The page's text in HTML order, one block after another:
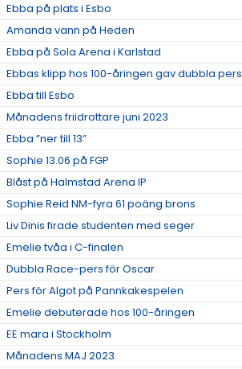
Ebba på plats i Esbo
Amanda vann på Heden
Ebba på Sola Arena i Karlstad
Ebbas klipp hos 100-åringen gav dubbla pers
Ebba till Esbo
Månadens friidrottare juni 2023
Ebba ”ner till 13”
Sophie 13.06 på FGP
Blåst på Halmstad Arena IP
Sophie Reid NM-fyra 61 poäng brons
Liv Dinis firade studenten med seger
Emelie tvåa i C-finalen
Dubbla Race-pers för Oscar
Pers för Algot på Pannkakespelen
Emelie debuterade hos 100-åringen
EE mara i Stockholm
Månadens MAJ 2023